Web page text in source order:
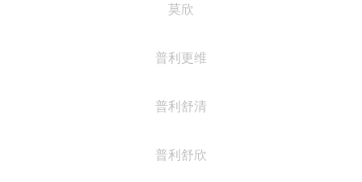
莫欣
普利更维
普利舒清
普利舒欣